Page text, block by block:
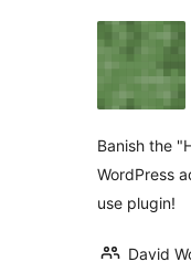
Banish the
WordPress
use plugin!
David